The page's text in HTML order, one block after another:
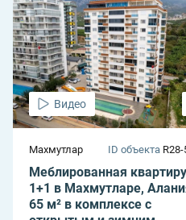
Видео
Махмутлар ID объекта
Меблированная квартиру
1+1 в Махмутларе,
65 м² в комплексе с